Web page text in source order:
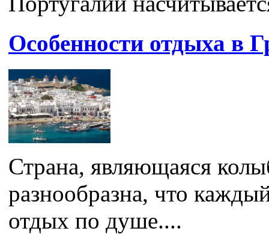
Особенности отдыха в
Страна, являющаяся
разнообразна, что
отдых по душе....